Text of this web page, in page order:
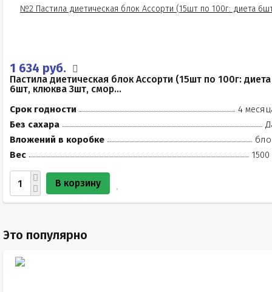
1 634 руб.
Пастила диетическая блок Ассорти (15шт по 100г: диета
6шт, клюква 3шт, смор...
Срок годности
4
Без сахара
Вложений в коробке
Вес
1500
В корзину
Это популярно